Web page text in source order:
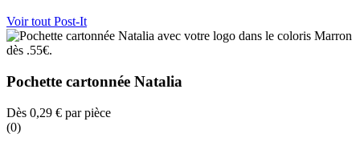
Voir tout Post-It
Pochette cartonnée Natalia
Dès 0,29 € par pièce
(0)